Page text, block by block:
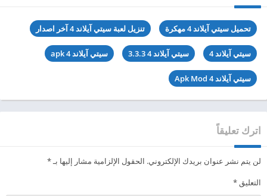
تحميل سيتي آيلاند 4 مهكرة تنزيل لعبة سيتي آيلاند 4 آخر اصدار
سيتي آيلاند 4 سيتي آيلاند 4 3.3.3 سيتي آيلاند 4 apk
سيتي آيلاند 4 Apk Mod
اترك تعليقاً
لن يتم نشر عنوان بريدك الإلكتروني. الحقول الإلزامية مشار إليها بـ*
التعليق*